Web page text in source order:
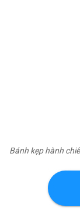
Bánh kẹp hành